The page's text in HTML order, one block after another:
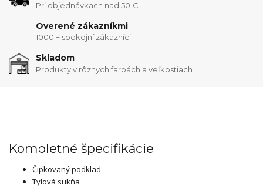
Pri objednávkach nad 50 €
Overené zákazníkmi
1000 + spokojní zákazníci
Skladom
Produkty v rôznych farbách a veľkostiach
Kompletné špecifikácie
Čipkovaný podklad
Tylová sukňa